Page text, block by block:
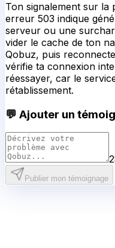
Ton signalement sur la
erreur 503 indique
serveur ou une
vider le cache de ton
Qobuz, puis
vérifie ta connexion
réessayer, car le
rétablissement.
💬 Ajouter un
Publier mon témoignage